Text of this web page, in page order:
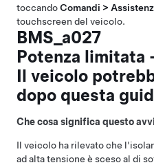
toccandoComandi >
touchscreen del veicolo.
BMS_a027
Potenza limitata
Il veicolo
dopo questa
Che cosa significa questo
Il veicolo ha rilevato che
ad alta tensione è sceso al di